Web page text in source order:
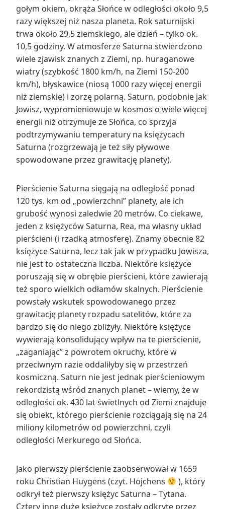
gołym okiem, okrąża Słońce w odległości około 9,5
razy większej niż nasza planeta. Rok saturnijski
trwa około 29,5 ziemskiego, ale dzień – tylko ok.
10,5 godziny. W atmosferze Saturna stwierdzono
wiele zjawisk znanych z Ziemi, np. huraganowe
wiatry (szybkość 1800 km/h, na Ziemi 150-200
km/h), błyskawice (niosą 1000 razy więcej energii
niż ziemskie) i zorzę polarną. Saturn, podobnie jak
Jowisz, wypromieniowuje w kosmos o wiele więcej
energii niż otrzymuje ze Słońca, co sprzyja
podtrzymywaniu temperatury na księżycach
Saturna (rozgrzewają je też siły pływowe
spowodowane przez grawitację planety).
Pierścienie Saturna sięgają na odległość ponad
120 tys. km od „powierzchni” planety, ale ich
grubość wynosi zaledwie 20 metrów. Co ciekawe,
jeden z księżyców Saturna, Rea, ma własny układ
pierścieni (i rzadką atmosferę). Znamy obecnie 82
księżyce Saturna, lecz tak jak w przypadku Jowisza,
nie jest to ostateczna liczba. Niektóre księżyce
poruszają się w obrębie pierścieni, które zawierają
też sporo wielkich odłamów skalnych. Pierścienie
powstały wskutek spowodowanego przez
grawitację planety rozpadu satelitów, które za
bardzo się do niego zbliżyły. Niektóre księżyce
wywierają konsolidujący wpływ na te pierścienie,
„zaganiając” z powrotem okruchy, które w
przeciwnym razie oddaliłyby się w przestrzeń
kosmiczną. Saturn nie jest jednak pierścieniowym
rekordzistą wśród znanych planet – wiemy, że w
odległości ok. 430 lat świetlnych od Ziemi znajduje
się obiekt, którego pierścienie rozciągają się na 24
miliony kilometrów od powierzchni, czyli
odległości Merkurego od Słońca.
Jako pierwszy pierścienie zaobserwował w 1659
roku Christian Huygens (czyt. Hojchens
), który
odkrył też pierwszy księżyc Saturna – Tytana.
Cztery inne duże księżyce zostały odkryte przez